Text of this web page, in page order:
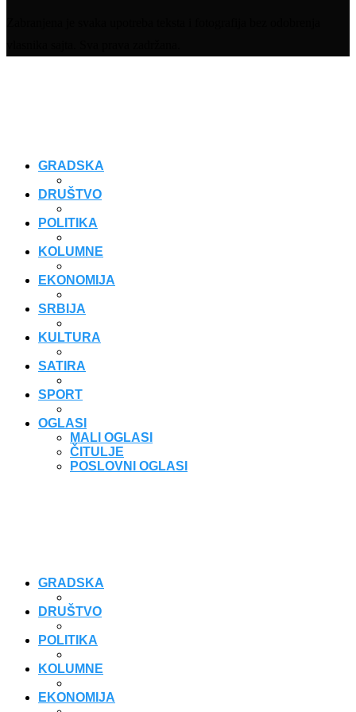
GRADSKA
DRUŠTVO
POLITIKA
KOLUMNE
EKONOMIJA
SRBIJA
KULTURA
SATIRA
SPORT
OGLASI
MALI OGLASI
ČITULJE
POSLOVNI OGLASI
GRADSKA
DRUŠTVO
POLITIKA
KOLUMNE
EKONOMIJA